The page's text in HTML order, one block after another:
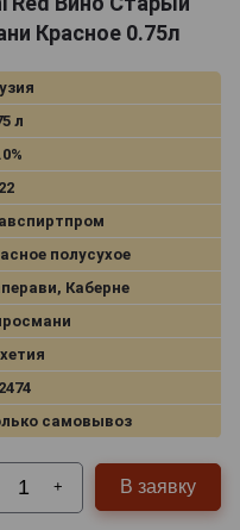
Красное 0.75л
л
полусухое
Каберне
самовывоз
+ В заявку